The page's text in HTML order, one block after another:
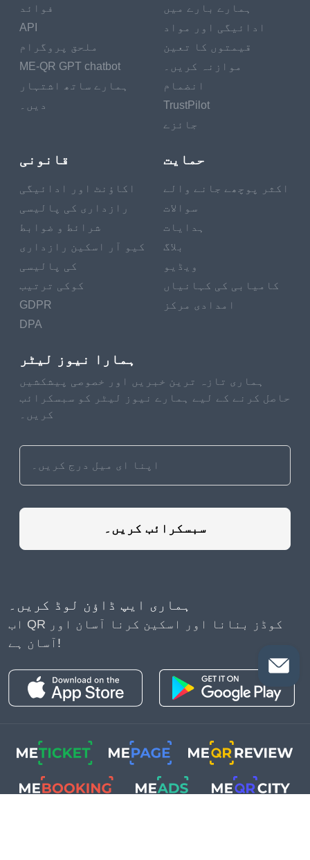
فوائد
API
ملحق پروگرام
ME-QR GPT chatbot
ہمارے ساتھ اشتہار
دیں۔
ہمارے بارے میں
ادائیگی اور مواد
قیمتوں کا تعین
موازنہ کریں۔
انضمام
TrustPilot
جائزے
قانونی
اکاؤنٹ اور ادائیگی
رازداری کی پالیسی
شرائط و ضوابط
کیو آر اسکین رازداری
کی پالیسی
کوکی ترتیب
GDPR
DPA
حمایت
اکثر پوچھے جانے والے
سوالات
ہدایات
بلاگ
ویڈیو
کامیابی کی کہانیاں
امدادی مرکز
ہمارا نیوز لیٹر
ہماری تازہ ترین خبریں اور خصوصی پیشکشیں
حاصل کرنے کے لیے ہمارے نیوز لیٹر کو سبسکرائب
کریں۔
سبسکرائب کریں۔
ہماری ایپ ڈاؤن لوڈ کریں۔
اب QR کوڈز بنانا اور اسکین کرنا آسان اور
آسان ہے!